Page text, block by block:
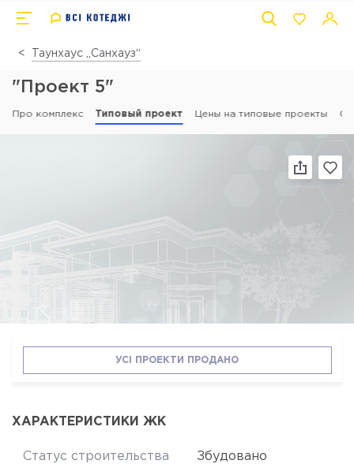
Таунхаус „Санхауз“
"Проект 5"
Про комплекс Типовый проект Цены на типовые проекты
УСІ ПРОЕКТИ ПРОДАНО
ХАРАКТЕРИСТИКИ ЖК
Статус строительства Збудовано